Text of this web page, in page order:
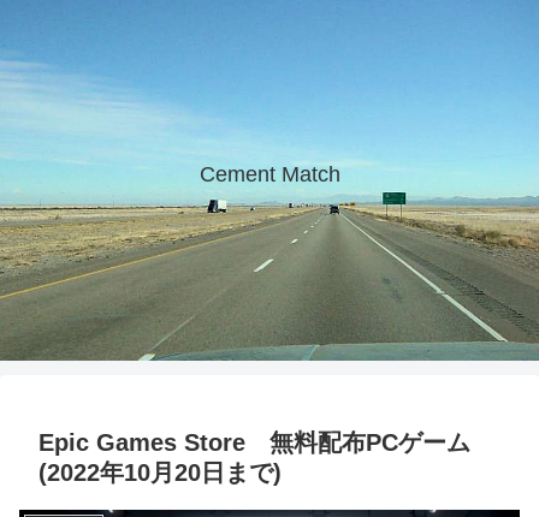
Cement Match
Epic Games Store 無料配布PCゲーム
(2022年10月20日まで)